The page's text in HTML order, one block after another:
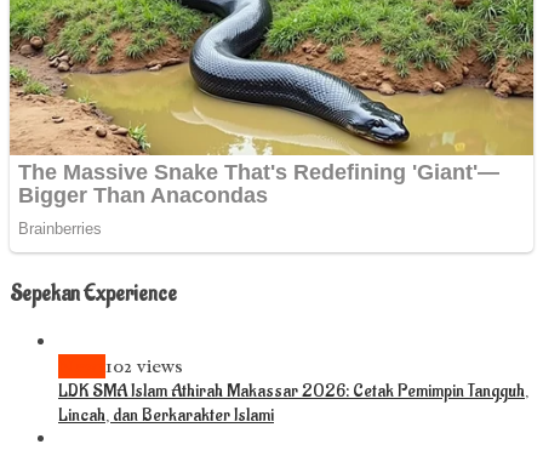
Sepekan Experience
102 views
LDK SMA Islam Athirah Makassar 2026: Cetak Pemimpin Tangguh,
Lincah, dan Berkarakter Islami